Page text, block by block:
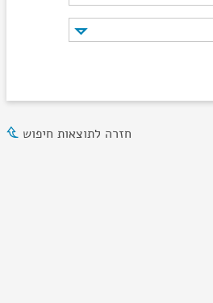
חזרה לתוצאות חיפוש